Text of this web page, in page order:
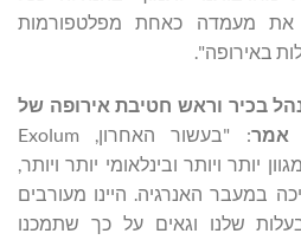
מעמדה כאחת מפלטפורמות
באירופה".
בכיר וראש חטיבת אירופה של
אמר
: "בעשור האחרון, Exolum
יותר ויותר ובינלאומי יותר ויותר,
במעבר האנרגיה. היינו מעורבים
שלנו וגאים על כך שתמכנו